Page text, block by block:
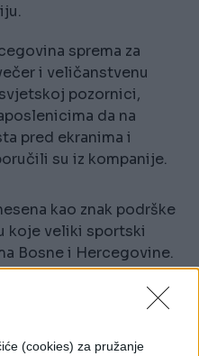
(cookies) za pružanje
sprema za
i veličanstvenu
pozornici,
da na
pred ekranima i
su iz kompanije.
kao znak podrške
koje veliki sportski
Bosne i Hercegovine.
je zajednički. Zato
bodrimo naše”,